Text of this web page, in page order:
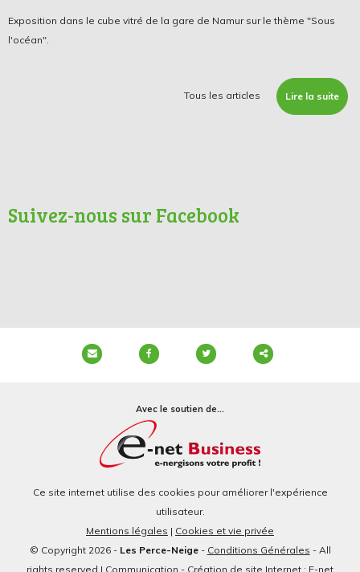
Exposition dans le cube vitré de la gare de Namur sur le thème "Sous
l'océan".
Tous les articles Lire la suite
Suivez-nous sur Facebook
Avec le soutien de...
Ce site internet utilise des cookies pour améliorer l'expérience
utilisateur.
Mentions légales | Cookies et vie privée
© Copyright 2026 - Les Perce-Neige- Conditions Générales - All
rights reserved | Communication - Création de site Internet : E-net